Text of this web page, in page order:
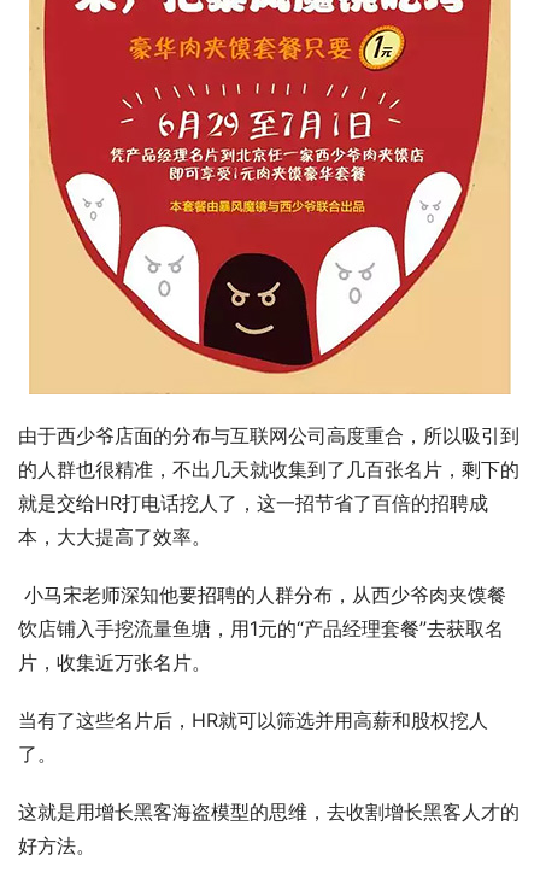
由于西少爷店面的分布与互联网公司高度重合，所以吸引到
的人群也很精准，不出几天就收集到了几百张名片，剩下的
就是交给HR打电话挖人了，这一招节省了百倍的招聘成
本，大大提高了效率。
小马宋老师深知他要招聘的人群分布，从西少爷肉夹馍餐
饮店铺入手挖流量鱼塘，用1元的“产品经理套餐”去获取名
片，收集近万张名片。
当有了这些名片后，HR就可以筛选并用高薪和股权挖人
了。
这就是用增长黑客海盗模型的思维，去收割增长黑客人才的
好方法。